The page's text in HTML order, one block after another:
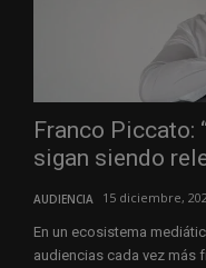
Franco Piccato:
sigan siendo
AUDIENCIA 15 diciembre,
En un ecosistema
audiencias cada vez más